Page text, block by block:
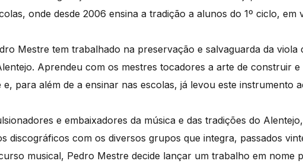
onde desde 2006 ensina a tradição a alunos do 1º ciclo, em
Mestre tem trabalhado na preservação e salvaguarda da viola
Aprendeu com os mestres tocadores a arte de construir e
para além de a ensinar nas escolas, já levou este instrumento
e embaixadores da música e das tradições do
discográficos com os diversos grupos que integra, passados
musical, Pedro Mestre decide lançar um trabalho em nome